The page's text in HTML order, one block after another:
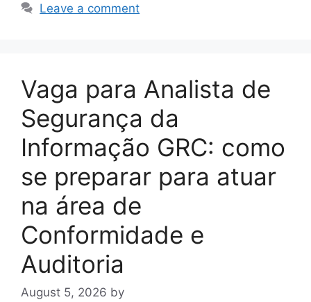
Leave a comment
Vaga para Analista de
Segurança da
Informação GRC: como
se preparar para atuar
na área de
Conformidade e
Auditoria
August 5, 2026 by